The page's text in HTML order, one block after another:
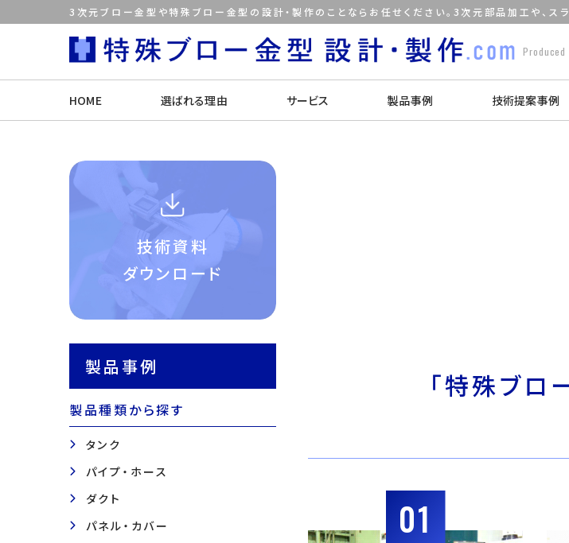
3次元ブロー金型や特殊ブロー金型の設計・製作のことならお任せください。3次元部品加工や、ス
Produced
HOME 選ばれる理由 サービス 製品事例 技術提案事例
技術資料
ダウンロード
製品事例
製品種類から探す
タンク
パイプ・ホース
ダクト
パネル・カバー
「特殊ブ
01